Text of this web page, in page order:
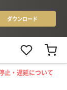
止・遅延について